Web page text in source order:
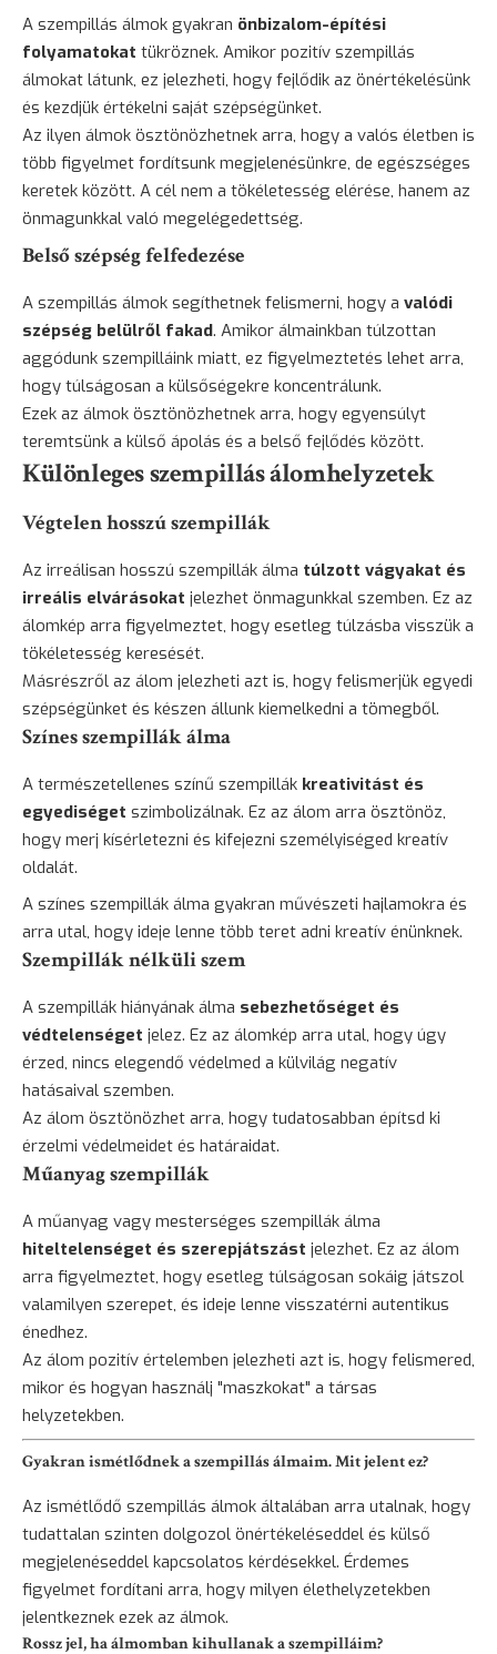
A szempillás álmok gyakran önbizalom-építési
folyamatokat tükröznek. Amikor pozitív szempillás
álmokat látunk, ez jelezheti, hogy fejlődik az önértékelésünk
és kezdjük értékelni saját szépségünket.
Az ilyen álmok ösztönözhetnek arra, hogy a valós életben is
több figyelmet fordítsunk megjelenésünkre, de egészséges
keretek között. A cél nem a tökéletesség elérése, hanem az
önmagunkkal való megelégedettség.
Belső szépség felfedezése
A szempillás álmok segíthetnek felismerni, hogy a valódi
szépség belülről fakad. Amikor álmainkban túlzottan
aggódunk szempilláink miatt, ez figyelmeztetés lehet arra,
hogy túlságosan a külsőségekre koncentrálunk.
Ezek az álmok ösztönözhetnek arra, hogy egyensúlyt
teremtsünk a külső ápolás és a belső fejlődés között.
Különleges szempillás álomhelyzetek
Végtelen hosszú szempillák
Az irreálisan hosszú szempillák álma túlzott vágyakat és
irreális elvárásokat jelezhet önmagunkkal szemben. Ez az
álomkép arra figyelmeztet, hogy esetleg túlzásba visszük a
tökéletesség keresését.
Másrészről az álom jelezheti azt is, hogy felismerjük egyedi
szépségünket és készen állunk kiemelkedni a tömegből.
Színes szempillák álma
A természetellenes színű szempillák kreativitást és
egyediséget szimbolizálnak. Ez az álom arra ösztönöz,
hogy merj kísérletezni és kifejezni személyiséged kreatív
oldalát.
A színes szempillák álma gyakran művészeti hajlamokra és
arra utal, hogy ideje lenne több teret adni kreatív énünknek.
Szempillák nélküli szem
A szempillák hiányának álma sebezhetőséget és
védtelenséget jelez. Ez az álomkép arra utal, hogy úgy
érzed, nincs elegendő védelmed a külvilág negatív
hatásaival szemben.
Az álom ösztönözhet arra, hogy tudatosabban építsd ki
érzelmi védelmeidet és határaidat.
Műanyag szempillák
A műanyag vagy mesterséges szempillák álma
hiteltelenséget és szerepjátszást jelezhet. Ez az álom
arra figyelmeztet, hogy esetleg túlságosan sokáig játszol
valamilyen szerepet, és ideje lenne visszatérni autentikus
énedhez.
Az álom pozitív értelemben jelezheti azt is, hogy felismered,
mikor és hogyan használj "maszkokat" a társas
helyzetekben.
Gyakran ismétlődnek a szempillás álmaim. Mit jelent ez?
Az ismétlődő szempillás álmok általában arra utalnak, hogy
tudattalan szinten dolgozol önértékeléseddel és külső
megjelenéseddel kapcsolatos kérdésekkel. Érdemes
figyelmet fordítani arra, hogy milyen élethelyzetekben
jelentkeznek ezek az álmok.
Rossz jel, ha álmomban kihullanak a szempilláim?